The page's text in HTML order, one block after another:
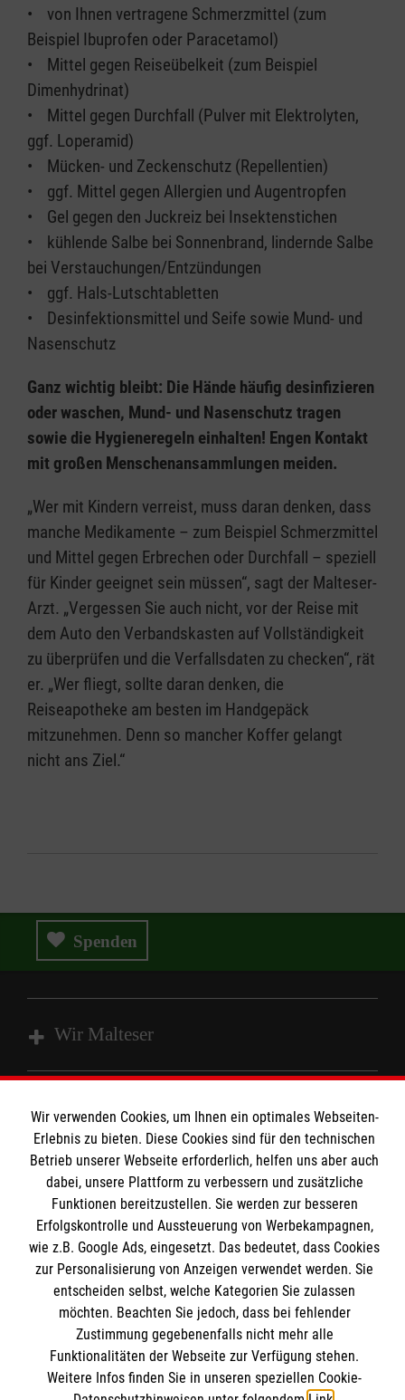
• von Ihnen vertragene Schmerzmittel (zum
Beispiel Ibuprofen oder Paracetamol)
• Mittel gegen Reiseübelkeit (zum Beispiel
Dimenhydrinat)
• Mittel gegen Durchfall (Pulver mit Elektrolyten,
ggf. Loperamid)
• Mücken- und Zeckenschutz (Repellentien)
• ggf. Mittel gegen Allergien und Augentropfen
• Gel gegen den Juckreiz bei Insektenstichen
• kühlende Salbe bei Sonnenbrand, lindernde Salbe
bei Verstauchungen/Entzündungen
• ggf. Hals-Lutschtabletten
• Desinfektionsmittel und Seife sowie Mund- und
Nasenschutz
Ganz wichtig bleibt: Die Hände häufig desinfizieren
oder waschen, Mund- und Nasenschutz tragen
sowie die Hygieneregeln einhalten! Engen Kontakt
mit großen Menschenansammlungen meiden.
„Wer mit Kindern verreist, muss daran denken, dass
manche Medikamente – zum Beispiel Schmerzmittel
und Mittel gegen Erbrechen oder Durchfall – speziell
für Kinder geeignet sein müssen“, sagt der Malteser-
Arzt. „Vergessen Sie auch nicht, vor der Reise mit
dem Auto den Verbandskasten auf Vollständigkeit
zu überprüfen und die Verfallsdaten zu checken“, rät
er. „Wer fliegt, sollte daran denken, die
Reiseapotheke am besten im Handgepäck
mitzunehmen. Denn so mancher Koffer gelangt
nicht ans Ziel.“
Spenden
Wir Malteser
Angebote und Leistungen
Unsere Kurse
Mitarbeiten
Wir Malteser
Informationen
Kontakt
Pressestelle
Impressum
Datenschutz
Malteser online
Malteserorden
Malteser Jugend
Malteser International
Sharepoint
Spendenkonto
Wir verwenden Cookies, um Ihnen ein optimales Webseiten-
Erlebnis zu bieten. Diese Cookies sind für den technischen
Betrieb unserer Webseite erforderlich, helfen uns aber auch
dabei, unsere Plattform zu verbessern und zusätzliche
Funktionen bereitzustellen. Sie werden zur besseren
Erfolgskontrolle und Aussteuerung von Werbekampagnen,
wie z.B. Google Ads, eingesetzt. Das bedeutet, dass Cookies
zur Personalisierung von Anzeigen verwendet werden. Sie
entscheiden selbst, welche Kategorien Sie zulassen
möchten. Beachten Sie jedoch, dass bei fehlender
Zustimmung gegebenenfalls nicht mehr alle
Funktionalitäten der Webseite zur Verfügung stehen.
Weitere Infos finden Sie in unseren speziellen Cookie-